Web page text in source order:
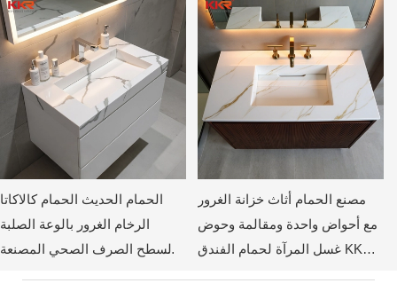
الحمام الحديث الحمام كالاكاتا
الرخام الغرور بالوعة الصلبة
السطح الصرف الصحي المصنعة
مصنع الحمام أثاث خزانة الغرور
مع أحواض واحدة ومقالمة وحوض
غسل المرآة لحمام الفندق KKR-